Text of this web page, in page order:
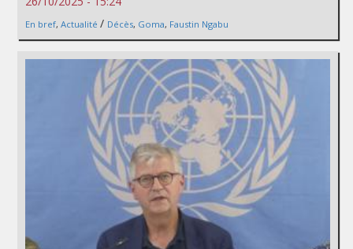
En bref, Actualité / Décès, Goma, Faustin Ngabu